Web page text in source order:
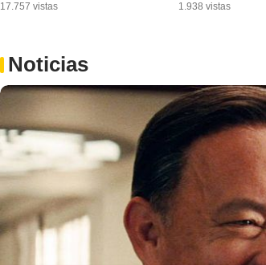
17.757 vistas 1.938 vistas
Noticias